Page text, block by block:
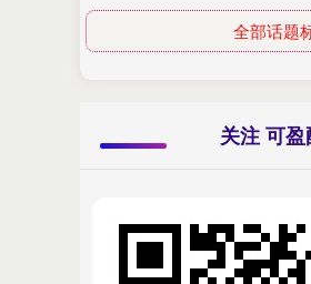
全部话题
关注 可